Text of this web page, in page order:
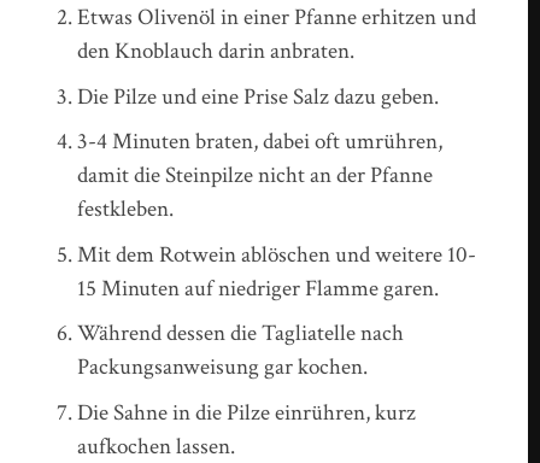
Etwas Olivenöl in einer Pfanne erhitzen und
den Knoblauch darin anbraten.
Die Pilze und eine Prise Salz dazu geben.
3-4 Minuten braten, dabei oft umrühren,
damit die Steinpilze nicht an der Pfanne
festkleben.
Mit dem Rotwein ablöschen und weitere 10-
15 Minuten auf niedriger Flamme garen.
Während dessen die Tagliatelle nach
Packungsanweisung gar kochen.
Die Sahne in die Pilze einrühren, kurz
aufkochen lassen.